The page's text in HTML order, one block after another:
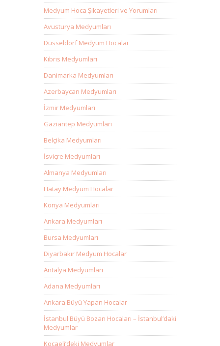
Medyum Hoca Şikayetleri ve Yorumları
Avusturya Medyumları
Düsseldorf Medyum Hocalar
Kıbrıs Medyumları
Danimarka Medyumları
Azerbaycan Medyumları
İzmir Medyumları
Gaziantep Medyumları
Belçika Medyumları
İsviçre Medyumları
Almanya Medyumları
Hatay Medyum Hocalar
Konya Medyumları
Ankara Medyumları
Bursa Medyumları
Diyarbakır Medyum Hocalar
Antalya Medyumları
Adana Medyumları
Ankara Büyü Yapan Hocalar
İstanbul Büyü Bozan Hocaları – İstanbul’daki
Medyumlar
Kocaeli’deki Medyumlar